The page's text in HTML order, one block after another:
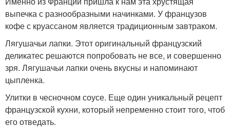
выпечка с разнообразными начинками. У французов
кофе с круассаном является традиционным завтраком.
Лягушачьи лапки. Этот оригинальный французский
деликатес решаются попробовать не все, и совершенно
зря. Лягушачьи лапки очень вкусны и напоминают
цыпленка.
Улитки в чесночном соусе. Еще один уникальный рецепт
французской кухни, который непременно стоит того, чтоб
его отведать.